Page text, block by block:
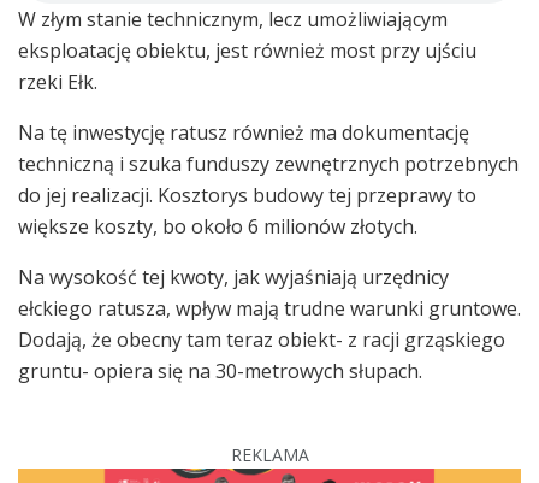
W złym stanie technicznym, lecz umożliwiającym
eksploatację obiektu, jest również most przy ujściu
rzeki Ełk.
Na tę inwestycję ratusz również ma dokumentację
techniczną i szuka funduszy zewnętrznych potrzebnych
do jej realizacji. Kosztorys budowy tej przeprawy to
większe koszty, bo około 6 milionów złotych.
Na wysokość tej kwoty, jak wyjaśniają urzędnicy
ełckiego ratusza, wpływ mają trudne warunki gruntowe.
Dodają, że obecny tam teraz obiekt- z racji grząskiego
gruntu- opiera się na 30-metrowych słupach.
REKLAMA